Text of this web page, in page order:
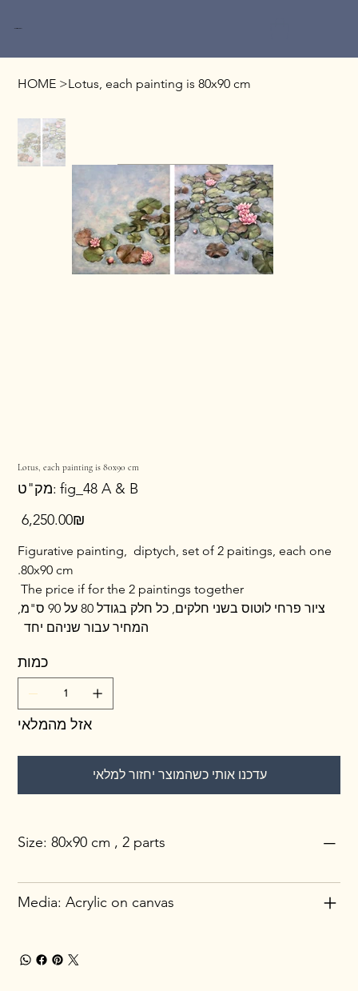
Miri Baruch
HOME >Lotus, each painting is 80x90 cm
Lotus, each painting is 80x90 cm
מק"ט:
מק"ט
fig_48
B
fig_48 A & B
מחיר ‏6,250.00 ‏₪
Figurative painting, diptych, set of 2 paitings, each one
80x90 cm.
The price if for the 2 paintings together
ציור פרחי לוטוס בשני חלקים, כל חלק בגודל 80 על 90 ס"מ,
המחיר עבור שניהם יחד
כמות
אזל מהמלאי
עדכנו אותי כשהמוצר יחזור למלאי
Size: 80x90 cm , 2 parts
Media: Acrylic on canvas